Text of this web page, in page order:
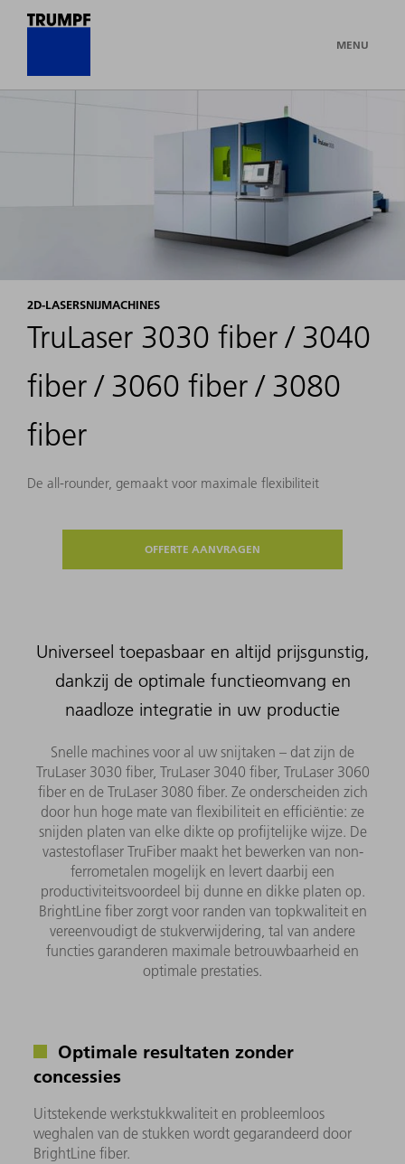
MENU
2D-LASERSNIJMACHINES
TruLaser 3030 fiber / 3040
fiber / 3060 fiber / 3080
fiber
De all-rounder, gemaakt voor maximale flexibiliteit
OFFERTE AANVRAGEN
Universeel toepasbaar en altijd prijsgunstig,
dankzij de optimale functieomvang en
naadloze integratie in uw productie
Snelle machines voor al uw snijtaken – dat zijn de
TruLaser 3030 fiber, TruLaser 3040 fiber, TruLaser 3060
fiber en de TruLaser 3080 fiber. Ze onderscheiden zich
door hun hoge mate van flexibiliteit en efficiëntie: ze
snijden platen van elke dikte op profijtelijke wijze. De
vastestoflaser TruFiber maakt het bewerken van non-
ferrometalen mogelijk en levert daarbij een
productiviteitsvoordeel bij dunne en dikke platen op.
BrightLine fiber zorgt voor randen van topkwaliteit en
vereenvoudigt de stukverwijdering, tal van andere
functies garanderen maximale betrouwbaarheid en
optimale prestaties.
Optimale resultaten zonder
concessies
Uitstekende werkstukkwaliteit en probleemloos
weghalen van de stukken wordt gegarandeerd door
BrightLine fiber.